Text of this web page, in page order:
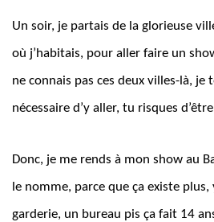
Un soir, je partais de la glorieuse
où j’habitais, pour aller faire un
ne connais pas ces deux villes-là, je
nécessaire d’y aller, tu risques
Donc, je me rends à mon show au
le nomme, parce que ça existe
garderie, un bureau pis ça fait 14